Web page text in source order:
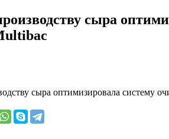
сыра
сыра оптимизировала систему